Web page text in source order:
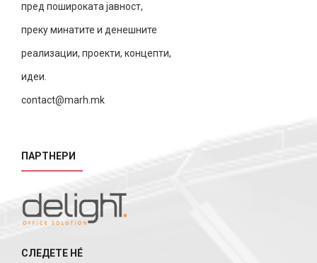
пред пошироката јавност,
преку минатите и денешните
реализации, проекти, концепти,
идеи.
contact@marh.mk
ПАРТНЕРИ
СЛЕДЕТЕ НÉ